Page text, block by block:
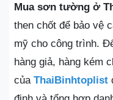
Mua sơn tường ở
then chốt để bảo vệ
mỹ cho công trình.
hàng giả, hàng kém
của ThaiBinhtoplist